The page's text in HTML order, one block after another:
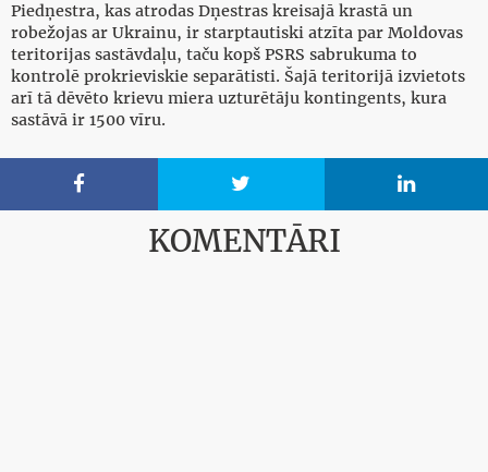
Piedņestra, kas atrodas Dņestras kreisajā krastā un
robežojas ar Ukrainu, ir starptautiski atzīta par Moldovas
teritorijas sastāvdaļu, taču kopš PSRS sabrukuma to
kontrolē prokrieviskie separātisti. Šajā teritorijā izvietots
arī tā dēvēto krievu miera uzturētāju kontingents, kura
sastāvā ir 1500 vīru.
  
KOMENTĀRI